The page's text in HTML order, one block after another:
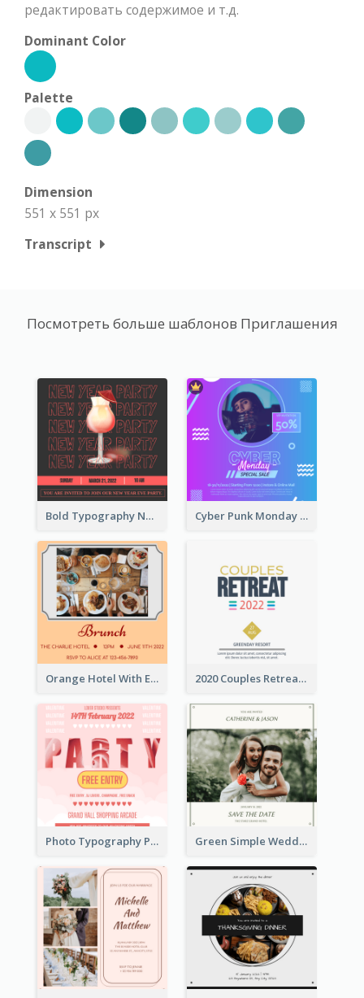
редактировать содержимое и т.д.
Dominant Color
Palette
Dimension
551 x 551 px
Transcript
Посмотреть больше шаблонов Приглашения
Bold Typography New Year Party Invitation Design Cyber Punk Monday Discount Invitation Design
Orange Hotel With Eating Brunch Invitation 2020 Couples Retreat In Resort Invitation
Photo Typography Party Invitation Design Templates Green Simple Wedding Photo Wedding Invitation